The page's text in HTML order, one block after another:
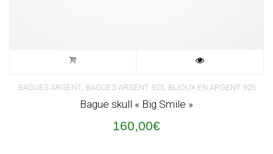
BAGUES ARGENT, BAGUES ARGENT 925, BIJOUX EN ARGENT 925
Bague skull « Big Smile »
160,00€